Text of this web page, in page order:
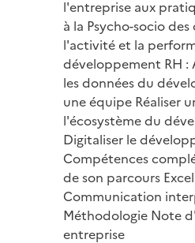
l'entreprise aux
à la Psycho-socio
l'activité et la
développement RH :
les données du
une équipe Réaliser
l'écosystème du
Digitaliser le
Compétences
de son parcours
Communication
Méthodologie Note
entreprise